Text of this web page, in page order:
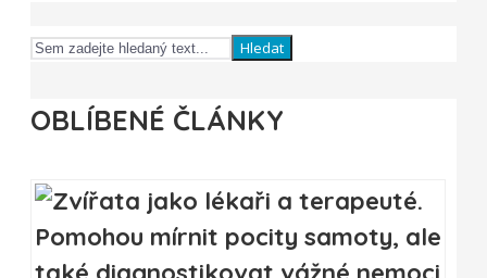
Hledat
OBLÍBENÉ ČLÁNKY